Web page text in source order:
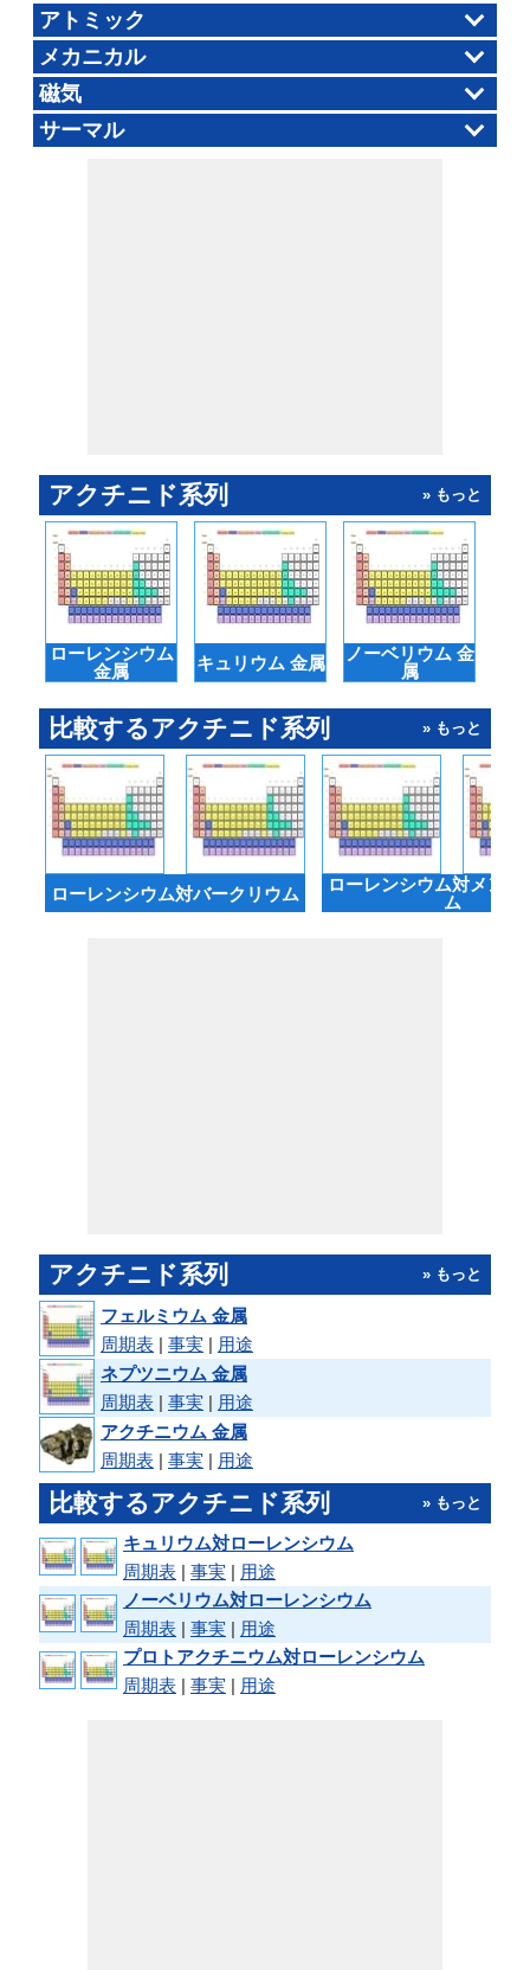
アトミック
メカニカル
磁気
サーマル
アクチニド系列 » もっと
ローレンシウム
金属
キュリウム 金属
ノーベリウム 金
属
比較するアクチニド系列 » もっと
ローレンシウム対バークリウム
ローレンシウム対メンデ
ム
アクチニド系列 » もっと
フェルミウム 金属
周期表 | 事実 | 用途
ネプツニウム 金属
周期表 | 事実 | 用途
アクチニウム 金属
周期表 | 事実 | 用途
比較するアクチニド系列 » もっと
キュリウム対ローレンシウム
周期表 | 事実 | 用途
ノーベリウム対ローレンシウム
周期表 | 事実 | 用途
プロトアクチニウム対ローレンシウム
周期表 | 事実 | 用途